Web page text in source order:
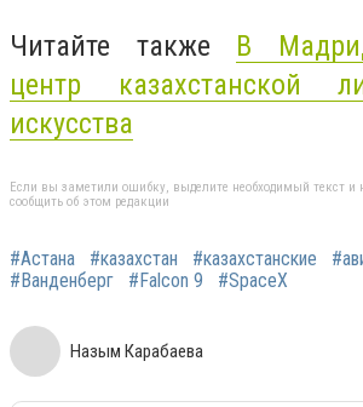
Читайте также В
центр казахстанской
искусства
Если вы заметили ошибку, выделите необходимый текст и
сообщить об этом редакции
#Астана #казахстан #казахстанские
#Ванденберг
#Falcon 9 #SpaceX
Назым Карабаева